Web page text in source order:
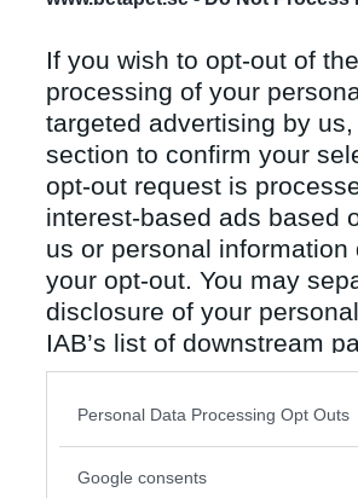
If you wish to opt-out of
processing of your
targeted advertising by
section to confirm your
opt-out request is
interest-based ads based
us or personal
your opt-out. You may
disclosure of your
IAB’s list of downstream
also be disclosed by us
Downstream Participants
Please note that this
Personal Data Processing Opt Outs
Google consents
Antal inlägg:
2455
där schamanens healingsession påbörjats
Antal inlägg:
1738
så sakteliga. Sjutton sjöbusar